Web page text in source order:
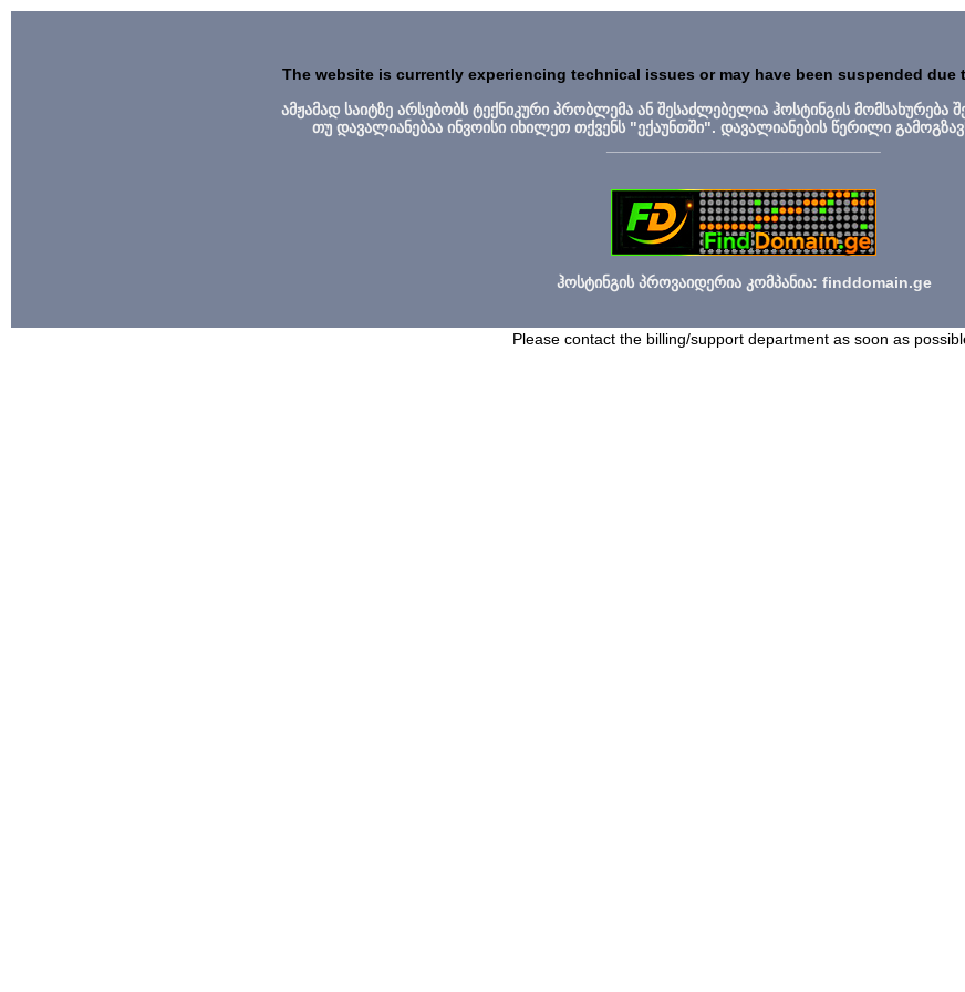
The website is currently experiencing technical issues or may have been suspended
ამჟამად საიტზე არსებობს ტექნიკური პრობლემა ან შესაძლებელია ჰოსტინგის მომსახურება
თუ დავალიანებაა ინვოისი იხილეთ თქვენს "ექაუნთში". დავალიანების წერილი
ჰოსტინგის პროვაიდერია კომპანია: finddomain.ge
Please contact the billing/support department as soon as